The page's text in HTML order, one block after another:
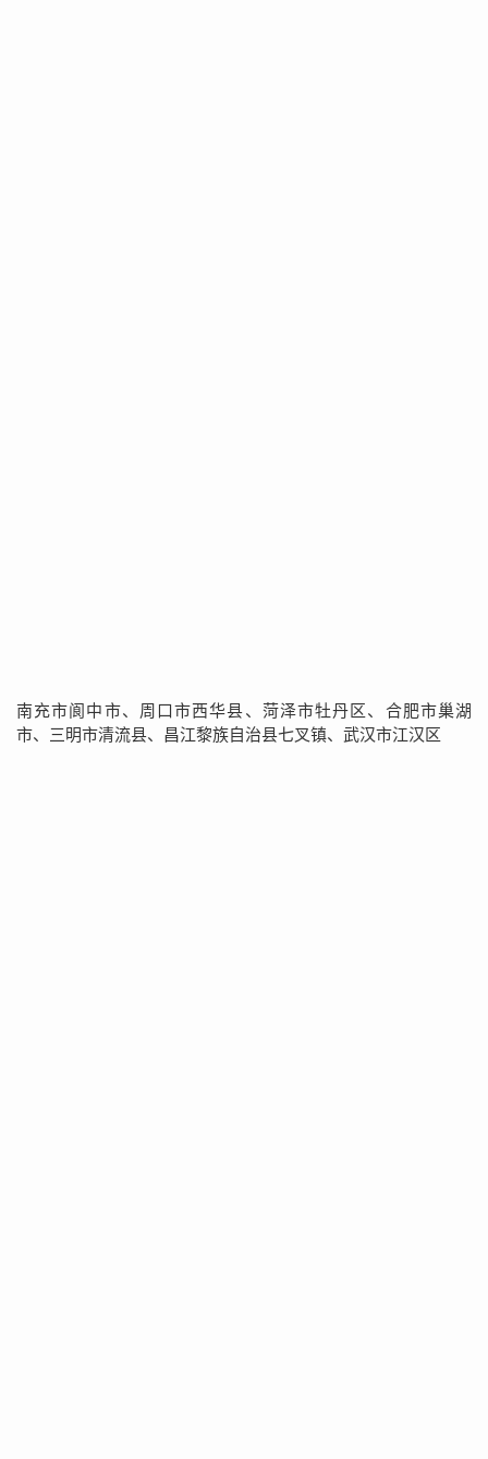
南充市阆中市、周口市西华县、菏泽市牡丹区、合肥市巢湖
市、三明市清流县、昌江黎族自治县七叉镇、武汉市江汉区